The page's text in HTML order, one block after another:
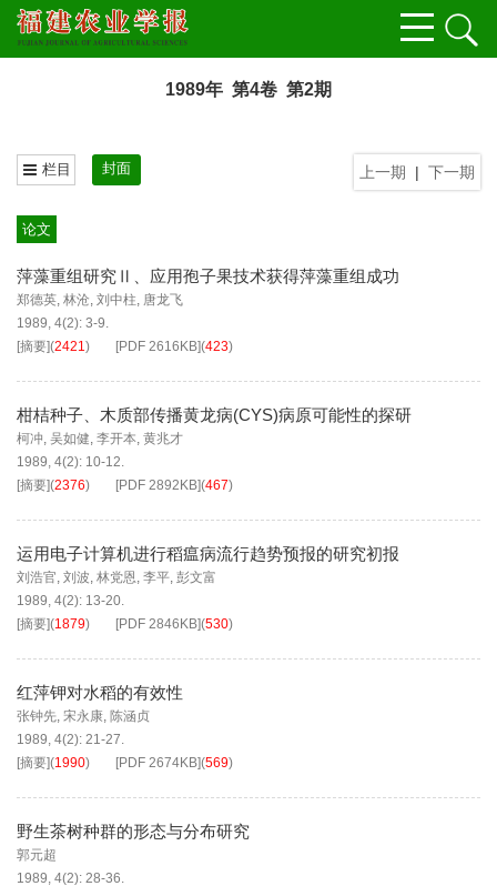
1989年 第4卷 第2期
上一期 | 下一期
栏目 封面
论文
萍藻重组研究Ⅱ、应用孢子果技术获得萍藻重组成功
郑德英, 林沧, 刘中柱, 唐龙飞
1989, 4(2): 3-9.
[摘要](2421) [PDF 2616KB](423)
柑桔种子、木质部传播黄龙病(CYS)病原可能性的探研
柯冲, 吴如健, 李开本, 黄兆才
1989, 4(2): 10-12.
[摘要](2376) [PDF 2892KB](467)
运用电子计算机进行稻瘟病流行趋势预报的研究初报
刘浩官, 刘波, 林党恩, 李平, 彭文富
1989, 4(2): 13-20.
[摘要](1879) [PDF 2846KB](530)
红萍钾对水稻的有效性
张钟先, 宋永康, 陈涵贞
1989, 4(2): 21-27.
[摘要](1990) [PDF 2674KB](569)
野生茶树种群的形态与分布研究
郭元超
1989, 4(2): 28-36.